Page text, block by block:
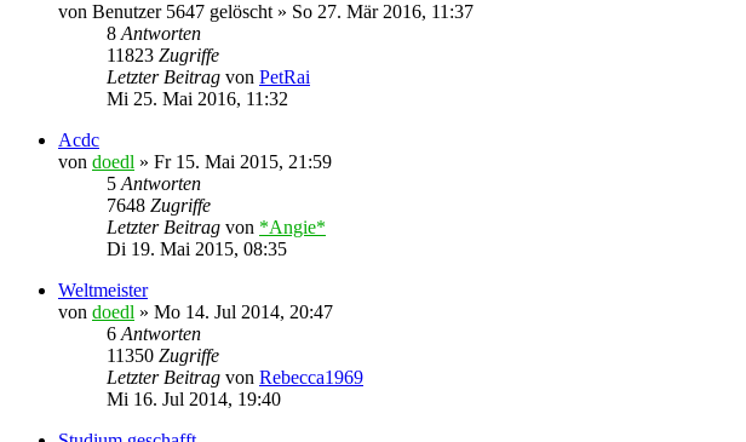
von Benutzer 5647 gelöscht » So 27. Mär 2016, 11:37
8 Antworten
11823 Zugriffe
Letzter Beitrag von PetRai
Mi 25. Mai 2016, 11:32
Acdc
von doedl » Fr 15. Mai 2015, 21:59
5 Antworten
7648 Zugriffe
Letzter Beitrag von *Angie*
Di 19. Mai 2015, 08:35
Weltmeister
von doedl » Mo 14. Jul 2014, 20:47
6 Antworten
11350 Zugriffe
Letzter Beitrag von Rebecca1969
Mi 16. Jul 2014, 19:40